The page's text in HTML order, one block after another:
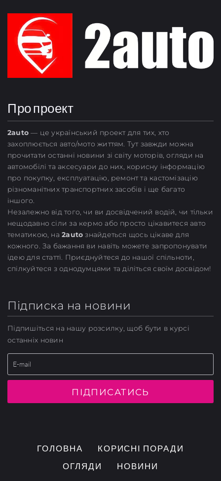
Про проект
2auto — це український проект для тих, хто
захоплюється авто/мото життям. Тут завжди можна
прочитати останні новини зі світу моторів, огляди на
автомобілі та аксесуари до них, корисну інформацію
про покупку, експлуатацію, ремонт та кастомізацію
різноманітних транспортних засобів і ще багато
іншого.
Незалежно від того, чи ви досвідчений водій, чи тільки
нещодавно сіли за кермо або просто цікавитеся авто
тематикою, на2auto знайдеться щось цікаве для
кожного. За бажання ви навіть можете запропонувати
ідею для статті. Приєднуйтеся до нашої спільноти,
спілкуйтеся з однодумцями та діліться своїм досвідом!
Підписка на новини
Підпишіться на нашу розсилку, щоб бути в курсі
останніх новин
ПІДПИСАТИСЬ
ГОЛОВНА
КОРИСНІ ПОРАДИ
ОГЛЯДИ
НОВИНИ